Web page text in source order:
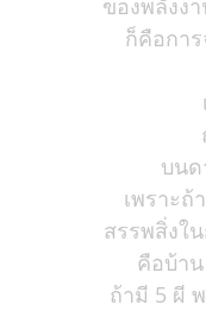
ของพลังง
ก็คือกา
บนด
เพราะ
สรรพสิ่งใ
คือบ้า
ถ้ามี 5 ผี